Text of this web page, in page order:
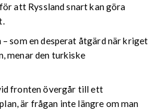
att Ryssland snart kan göra
som en desperat åtgärd när kriget
menar den turkiske
fronten övergår till ett
är frågan inte längre om man